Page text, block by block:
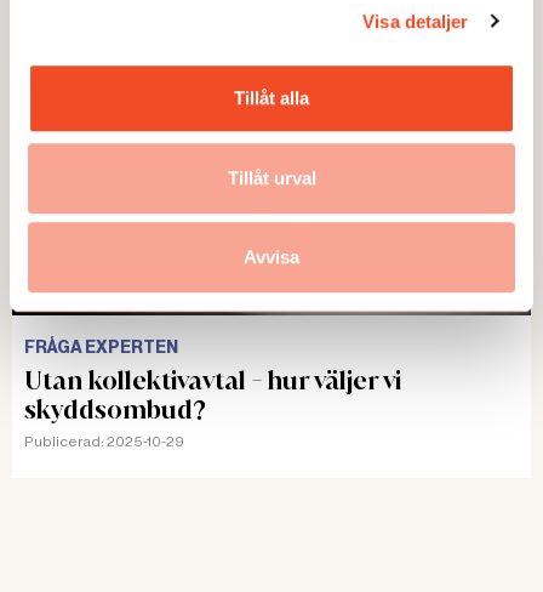
Visa detaljer
Tillåt alla
Tillåt urval
Avvisa
FRÅGA EXPERTEN
Utan kollektivavtal - hur väljer vi
skyddsombud?
Publicerad: 2025-10-29